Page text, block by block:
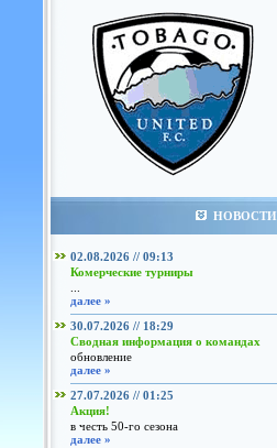
НОВОСТИ
02.08.2026 // 09:13
Комерческие турниры
далее »
30.07.2026 // 18:29
Сводная информация о командах
обновление
далее »
27.07.2026 // 01:25
Акция!
в честь 50-го сезона
далее »